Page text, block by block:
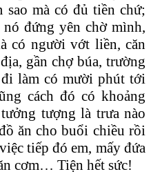
mà có đủ tiền chứ;
đứng yên chờ mình,
có người vớt liền, căn
gần chợ búa, trường
làm có mười phút tới
cách đó có khoảng
tượng là trưa nào
ăn cho buổi chiều rồi
tiếp đó em, mấy đứa
cơm… Tiện hết sức!